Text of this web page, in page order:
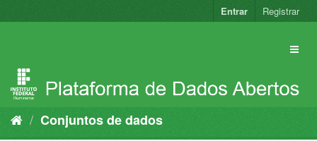
para
Entrar Registrar
Conjuntos de dados